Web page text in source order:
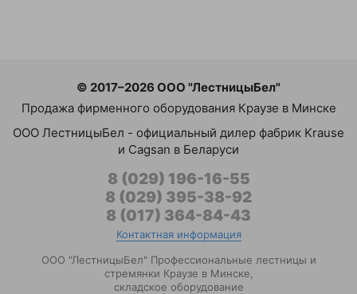
© 2017–2026 ООО "ЛестницыБел"
Продажа фирменного оборудования Краузе в Минске
ООО ЛестницыБел - официальный дилер фабрик Krause
и Cagsan в Беларуси
8 (029) 196-16-55
8 (029) 395-38-92
8 (017) 364-84-43
Контактная информация
ООО "ЛестницыБел" Профессиональные лестницы и
стремянки Краузе в Минске
складское оборудование